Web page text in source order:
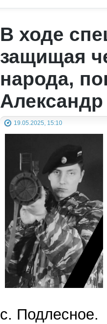
В ходе
защищая
народа,
19.05.2025, 15:10
с. Подлесное.